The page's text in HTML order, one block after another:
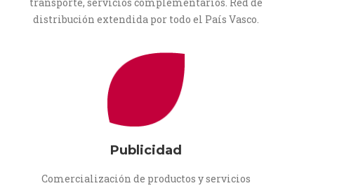
distribución extendida por todo el País Vasco.
Publicidad
Comercialización de productos y servicios